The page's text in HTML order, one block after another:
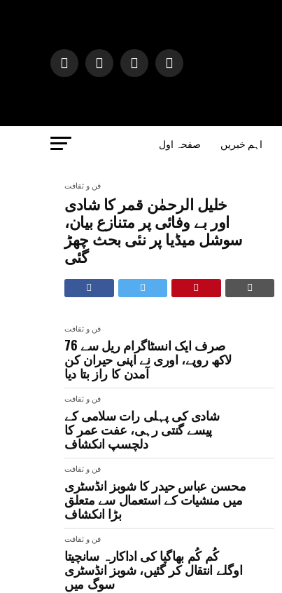
صفحہ اول اہم خبریں
فن و ثقافت
خلیل الرحمٰن قمر کا شادی
اور بے وفائی پر متنازع بیان،
سوشل میڈیا پر نئی بحث چھڑ
گئی
فن و ثقافت
صرف ایک انسٹاگرام ریل سے 76
لاکھ روپے، اوری نے اپنی حیران کن
آمدن کا راز بتا دیا
فن و ثقافت
شادی کی پہلی رات سلامی کے
پیسے گنتی رہی، عفت عمر کا
دلچسپ انکشاف
فن و ثقافت
محسن عباس حیدر کا شوبز انڈسٹری
میں منشیات کے استعمال سے متعلق
بڑا انکشاف
فن و ثقافت
کُم کُم بھاگیا کی اداکارہ سانچیتا
اوگلے انتقال کر گئیں، شوبز انڈسٹری
سوگ میں